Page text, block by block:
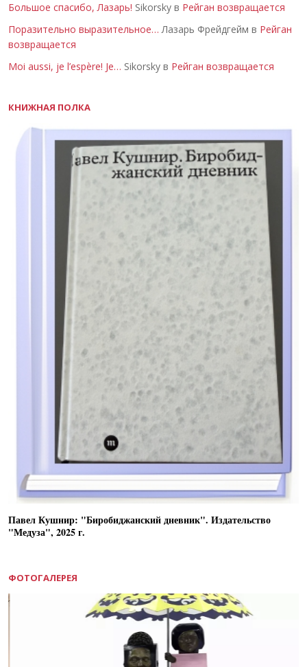
Большое спасибо, Лазарь! Sikorsky в Рейган возвращается
Поразительно выразительное… Лазарь Фрейдгейм в Рейган
возвращается
Moi aussi, je l’espère! Je… Sikorsky в Рейган возвращается
КНИЖНАЯ ПОЛКА
Павел Кушнир: "Биробиджанский дневник". Издательство
"Медуза", 2025 г.
ФОТОГАЛЕРЕЯ